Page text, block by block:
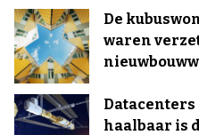
De
waren
haalbaar is